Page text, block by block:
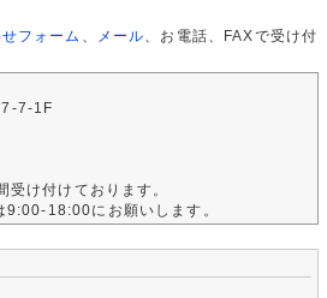
フォーム メール 、お電話、FAXで受け付
7-1F
受け付けております。
9:00-18:00にお願いします。